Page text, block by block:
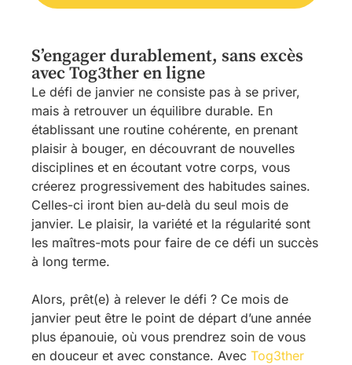
S’engager durablement, sans excès
avec Tog3ther en ligne
Le défi de janvier ne consiste pas à se priver,
mais à retrouver un équilibre durable. En
établissant une routine cohérente, en prenant
plaisir à bouger, en découvrant de nouvelles
disciplines et en écoutant votre corps, vous
créerez progressivement des habitudes saines.
Celles-ci iront bien au-delà du seul mois de
janvier. Le plaisir, la variété et la régularité sont
les maîtres-mots pour faire de ce défi un succès
à long terme.
Alors, prêt(e) à relever le défi ? Ce mois de
janvier peut être le point de départ d’une année
plus épanouie, où vous prendrez soin de vous
en douceur et avec constance. Avec Tog3ther